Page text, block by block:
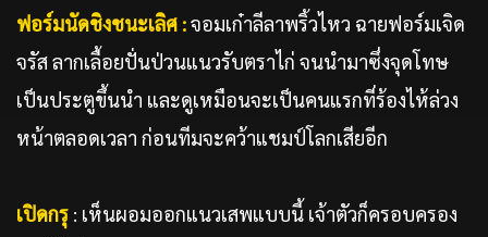
ฟอร์มนัดชิงชนะเลิศ :จอมเก๋าลีลาพริ้วไหว ฉายฟอร์มเจิด
จรัส ลากเลื้อยปั่นป่วนแนวรับตราไก่ จนนำมาซึ่งจุดโทษ
เป็นประตูขึ้นนำ และดูเหมือนจะเป็นคนแรกที่ร้องไห้ล่วง
หน้าตลอดเวลา ก่อนทีมจะคว้าแชมป์โลกเสียอีก
เปิดกรุ : เห็นผอมออกแนวเสพแบบนี้ เจ้าตัวก็ครอบครอง